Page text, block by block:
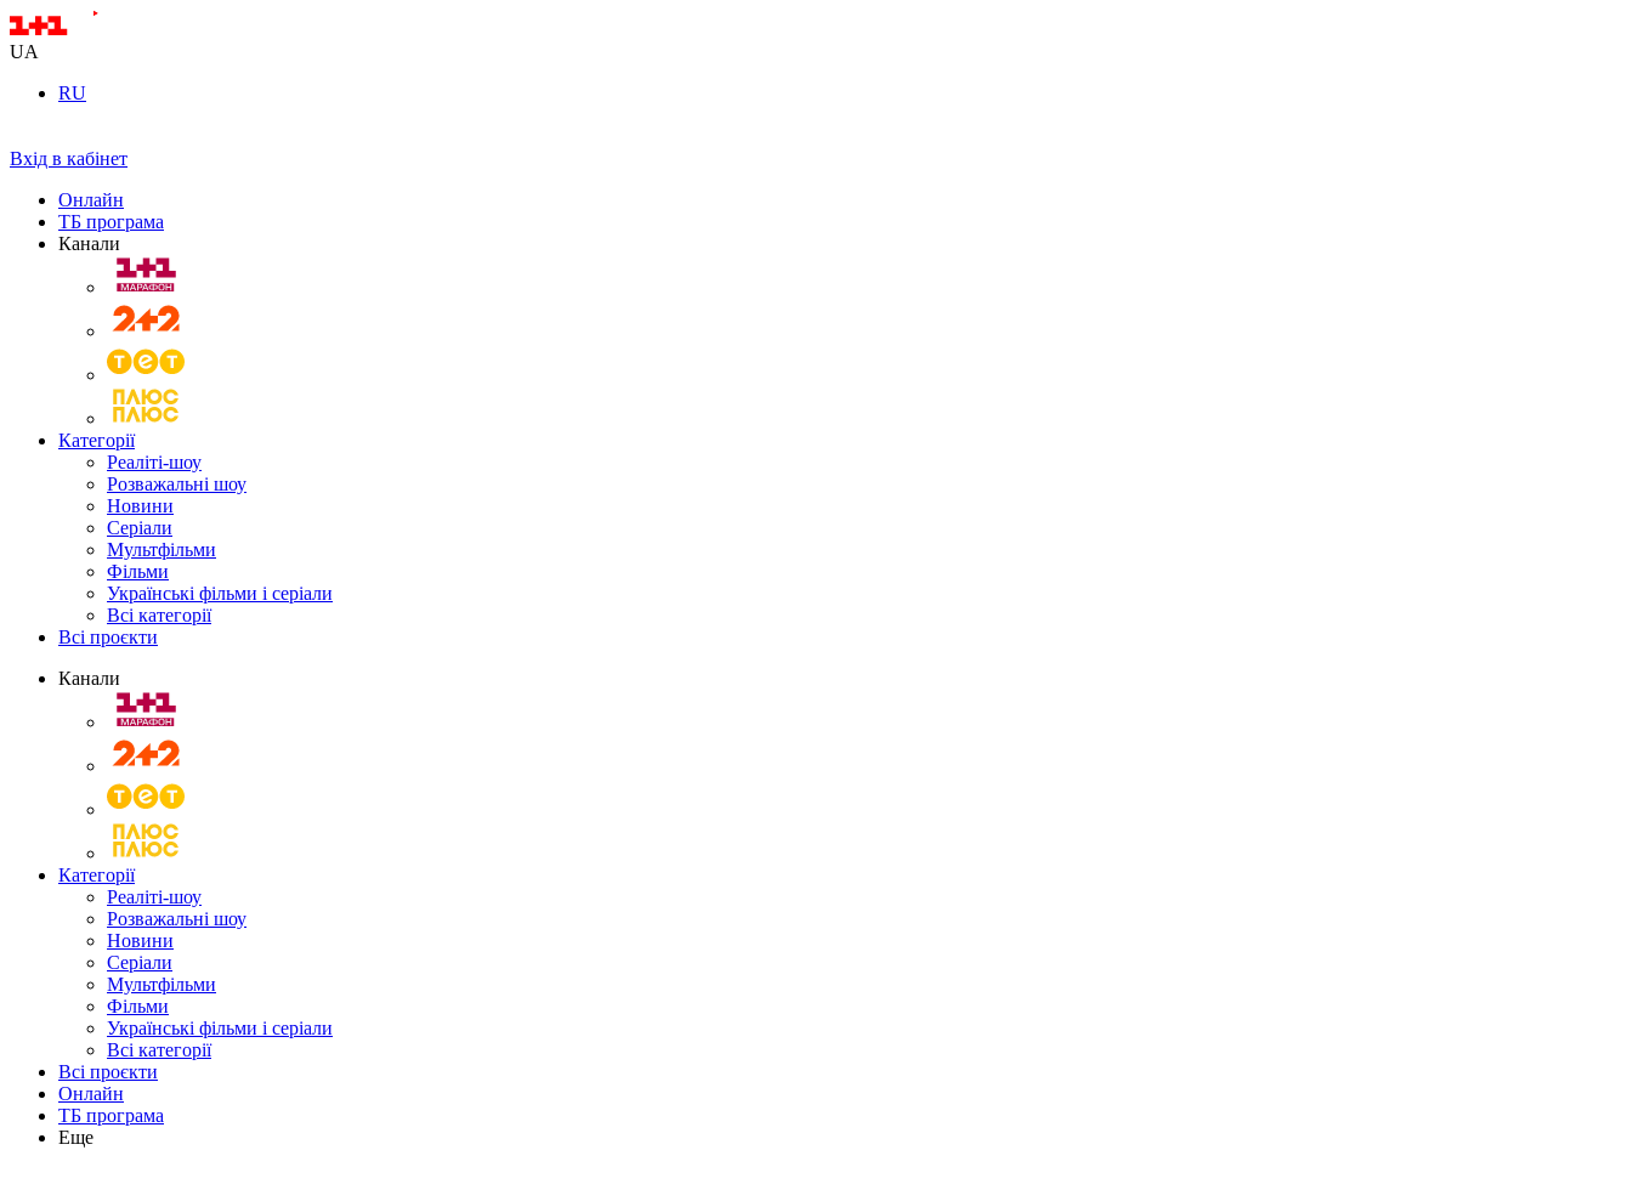
UA
RU
Вхід в кабінет
Онлайн
ТБ програма
Канали
Категорії
Реаліті-шоу
Розважальні шоу
Новини
Серіали
Мультфільми
Фільми
Українські фільми і серіали
Всі категорії
Всі проєкти
Канали
Категорії
Реаліті-шоу
Розважальні шоу
Новини
Серіали
Мультфільми
Фільми
Українські фільми і серіали
Всі категорії
Всі проєкти
Онлайн
ТБ програма
Еще